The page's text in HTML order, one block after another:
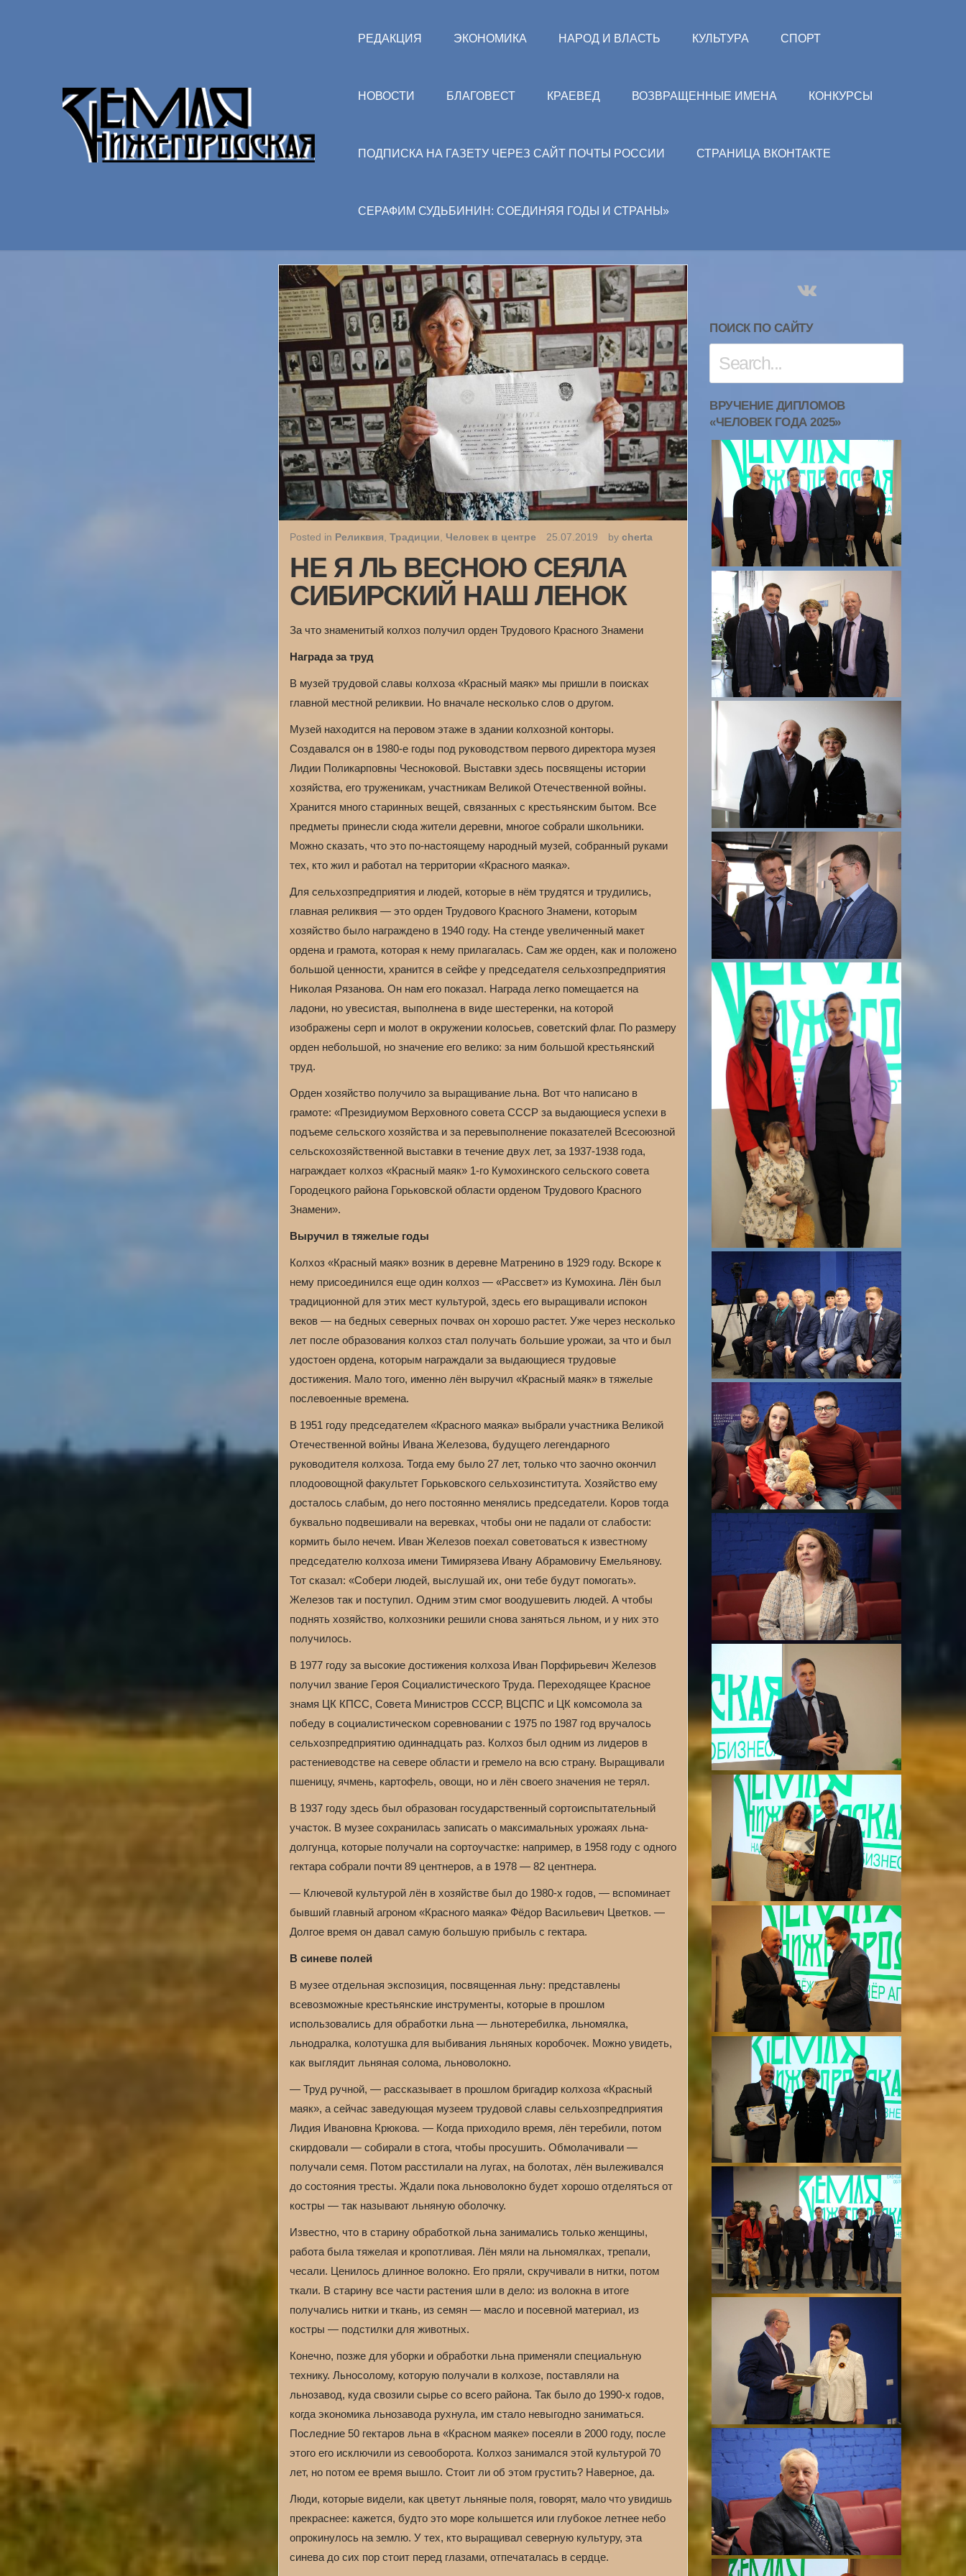
РЕДАКЦИЯ ЭКОНОМИКА НАРОД И ВЛАСТЬ КУЛЬТУРА СПОРТ
НОВОСТИ БЛАГОВЕСТ КРАЕВЕД ВОЗВРАЩЕННЫЕ ИМЕНА КОНКУРСЫ
ПОДПИСКА НА ГАЗЕТУ ЧЕРЕЗ САЙТ ПОЧТЫ РОССИИ СТРАНИЦА ВКОНТАКТЕ
СЕРАФИМ СУДЬБИНИН: СОЕДИНЯЯ ГОДЫ И СТРАНЫ»
Posted in Реликвия Традиции Человек в центре 25.07.2019 by cherta
НЕ Я ЛЬ ВЕСНОЮ СЕЯЛА
СИБИРСКИЙ НАШ ЛЕНОК
За что знаменитый колхоз получил орден Трудового Красного Знамени
Награда за труд
В музей трудовой славы колхоза «Красный маяк» мы пришли в поисках
главной местной реликвии. Но вначале несколько слов о другом.
Музей находится на перовом этаже в здании колхозной конторы.
Создавался он в 1980-е годы под руководством первого директора музея
Лидии Поликарповны Чесноковой. Выставки здесь посвящены истории
хозяйства, его труженикам, участникам Великой Отечественной войны.
Хранится много старинных вещей, связанных с крестьянским бытом. Все
предметы принесли сюда жители деревни, многое собрали школьники.
Можно сказать, что это по-настоящему народный музей, собранный руками
тех, кто жил и работал на территории «Красного маяка».
Для сельхозпредприятия и людей, которые в нём трудятся и трудились,
главная реликвия — это орден Трудового Красного Знамени, которым
хозяйство было награждено в 1940 году. На стенде увеличенный макет
ордена и грамота, которая к нему прилагалась. Сам же орден, как и положено
большой ценности, хранится в сейфе у председателя сельхозпредприятия
Николая Рязанова. Он нам его показал. Награда легко помещается на
ладони, но увесистая, выполнена в виде шестеренки, на которой
изображены серп и молот в окружении колосьев, советский флаг. По размеру
орден небольшой, но значение его велико: за ним большой крестьянский
труд.
Орден хозяйство получило за выращивание льна. Вот что написано в
грамоте: «Президиумом Верховного совета СССР за выдающиеся успехи в
подъеме сельского хозяйства и за перевыполнение показателей Всесоюзной
сельскохозяйственной выставки в течение двух лет, за 1937-1938 года,
награждает колхоз «Красный маяк» 1-го Кумохинского сельского совета
Городецкого района Горьковской области орденом Трудового Красного
Знамени».
Выручил в тяжелые годы
Колхоз «Красный маяк» возник в деревне Матренино в 1929 году. Вскоре к
нему присоединился еще один колхоз — «Рассвет» из Кумохина. Лён был
традиционной для этих мест культурой, здесь его выращивали испокон
веков — на бедных северных почвах он хорошо растет. Уже через несколько
лет после образования колхоз стал получать большие урожаи, за что и был
удостоен ордена, которым награждали за выдающиеся трудовые
достижения. Мало того, именно лён выручил «Красный маяк» в тяжелые
послевоенные времена.
В 1951 году председателем «Красного маяка» выбрали участника Великой
Отечественной войны Ивана Железова, будущего легендарного
руководителя колхоза. Тогда ему было 27 лет, только что заочно окончил
плодоовощной факультет Горьковского сельхозинститута. Хозяйство ему
досталось слабым, до него постоянно менялись председатели. Коров тогда
буквально подвешивали на веревках, чтобы они не падали от слабости:
кормить было нечем. Иван Железов поехал советоваться к известному
председателю колхоза имени Тимирязева Ивану Абрамовичу Емельянову.
Тот сказал: «Собери людей, выслушай их, они тебе будут помогать».
Железов так и поступил. Одним этим смог воодушевить людей. А чтобы
поднять хозяйство, колхозники решили снова заняться льном, и у них это
получилось.
В 1977 году за высокие достижения колхоза Иван Порфирьевич Железов
получил звание Героя Социалистического Труда. Переходящее Красное
знамя ЦК КПСС, Совета Министров СССР, ВЦСПС и ЦК комсомола за
победу в социалистическом соревновании с 1975 по 1987 год вручалось
сельхозпредприятию одиннадцать раз. Колхоз был одним из лидеров в
растениеводстве на севере области и гремело на всю страну. Выращивали
пшеницу, ячмень, картофель, овощи, но и лён своего значения не терял.
В 1937 году здесь был образован государственный сортоиспытательный
участок. В музее сохранилась записать о максимальных урожаях льна-
долгунца, которые получали на сортоучастке: например, в 1958 году с одного
гектара собрали почти 89 центнеров, а в 1978 — 82 центнера.
— Ключевой культурой лён в хозяйстве был до 1980-х годов, — вспоминает
бывший главный агроном «Красного маяка» Фёдор Васильевич Цветков. —
Долгое время он давал самую большую прибыль с гектара.
В синеве полей
В музее отдельная экспозиция, посвященная льну: представлены
всевозможные крестьянские инструменты, которые в прошлом
использовались для обработки льна — льнотеребилка, льномялка,
льнодралка, колотушка для выбивания льняных коробочек. Можно увидеть,
как выглядит льняная солома, льноволокно.
— Труд ручной, — рассказывает в прошлом бригадир колхоза «Красный
маяк», а сейчас заведующая музеем трудовой славы сельхозпредприятия
Лидия Ивановна Крюкова. — Когда приходило время, лён теребили, потом
скирдовали — собирали в стога, чтобы просушить. Обмолачивали —
получали семя. Потом расстилали на лугах, на болотах, лён вылеживался
до состояния тресты. Ждали пока льноволокно будет хорошо отделяться от
костры — так называют льняную оболочку.
Известно, что в старину обработкой льна занимались только женщины,
работа была тяжелая и кропотливая. Лён мяли на льномялках, трепали,
чесали. Ценилось длинное волокно. Его пряли, скручивали в нитки, потом
ткали. В старину все части растения шли в дело: из волокна в итоге
получались нитки и ткань, из семян — масло и посевной материал, из
костры — подстилки для животных.
Конечно, позже для уборки и обработки льна применяли специальную
технику. Льносолому, которую получали в колхозе, поставляли на
льнозавод, куда свозили сырье со всего района. Так было до 1990-х годов,
когда экономика льнозавода рухнула, им стало невыгодно заниматься.
Последние 50 гектаров льна в «Красном маяке» посеяли в 2000 году, после
этого его исключили из севооборота. Колхоз занимался этой культурой 70
лет, но потом ее время вышло. Стоит ли об этом грустить? Наверное, да.
Люди, которые видели, как цветут льняные поля, говорят, мало что увидишь
прекраснее: кажется, будто это море колышется или глубокое летнее небо
опрокинулось на землю. У тех, кто выращивал северную культуру, эта
синева до сих пор стоит перед глазами, отпечаталась в сердце.
ПОИСК ПО САЙТУ
ВРУЧЕНИЕ ДИПЛОМОВ
«ЧЕЛОВЕК ГОДА 2025»